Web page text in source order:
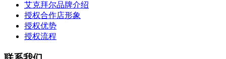
艾克拜尔品牌介绍
授权合作店形象
授权优势
授权流程